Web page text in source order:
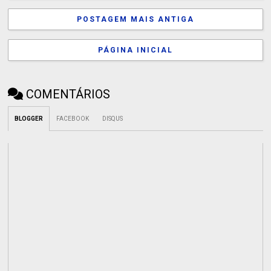
POSTAGEM MAIS ANTIGA
PÁGINA INICIAL
COMENTÁRIOS
BLOGGER FACEBOOK DISQUS